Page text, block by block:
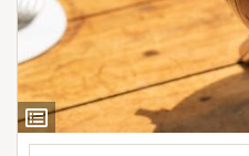
View
Ingredients